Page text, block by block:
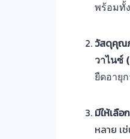
พร้อมทั้
วัสดุคุณ
วาไนซ์
ยืดอายุ
มีให้เลื
หลาย เ